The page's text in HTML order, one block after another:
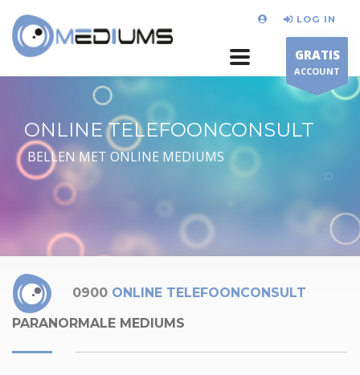
LOG IN
GRATIS
ACCOUNT
ONLINE TELEFOONCONSULT
BELLEN MET ONLINE MEDIUMS
0900 ONLINE TELEFOONCONSULT
PARANORMALE MEDIUMS